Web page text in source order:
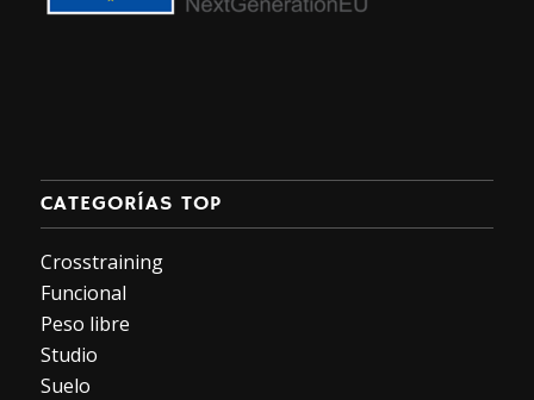
CATEGORÍAS TOP
Crosstraining
Funcional
Peso libre
Studio
Suelo